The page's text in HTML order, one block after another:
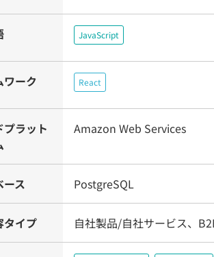
JavaScript
ワーク React
プラット
Amazon Web Services
ース PostgreSQL
タイプ 自社製品/自社サービス、